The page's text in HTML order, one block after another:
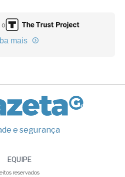
mais
e segurança
EQUIPE
reservados